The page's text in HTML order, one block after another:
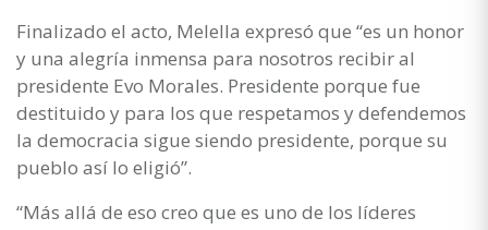
Finalizado el acto, Melella expresó que “es un honor
y una alegría inmensa para nosotros recibir al
presidente Evo Morales. Presidente porque fue
destituido y para los que respetamos y defendemos
la democracia sigue siendo presidente, porque su
pueblo así lo eligió”.
“Más allá de eso creo que es uno de los líderes